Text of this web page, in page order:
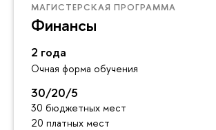
МАГИСТЕРСКАЯ ПРОГРАММА
Финансы
2 года
Очная форма обучения
30/20/5
30 бюджетных мест
20 платных мест